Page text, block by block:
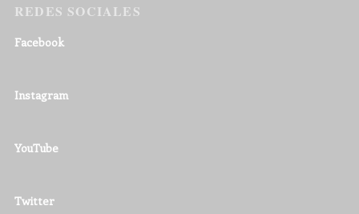
REDES SOCIALES
Facebook
Instagram
YouTube
Twitter